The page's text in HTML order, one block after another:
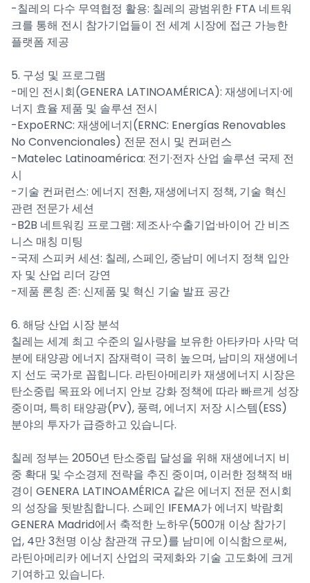
-칠레의 다수 무역협정 활용: 칠레의 광범위한 FTA 네트워
크를 통해 전시 참가기업들이 전 세계 시장에 접근 가능한
플랫폼 제공
5. 구성 및 프로그램
-메인 전시회(GENERA LATINOAMÉRICA): 재생에너지·에
너지 효율 제품 및 솔루션 전시
-ExpoERNC: 재생에너지(ERNC: Energías Renovables
No Convencionales) 전문 전시 및 컨퍼런스
-Matelec Latinoamérica: 전기·전자 산업 솔루션 국제 전
시
-기술 컨퍼런스: 에너지 전환, 재생에너지 정책, 기술 혁신
관련 전문가 세션
-B2B 네트워킹 프로그램: 제조사·수출기업·바이어 간 비즈
니스 매칭 미팅
-국제 스피커 세션: 칠레, 스페인, 중남미 에너지 정책 입안
자 및 산업 리더 강연
-제품 론칭 존: 신제품 및 혁신 기술 발표 공간
6. 해당 산업 시장 분석
칠레는 세계 최고 수준의 일사량을 보유한 아타카마 사막 덕
분에 태양광 에너지 잠재력이 극히 높으며, 남미의 재생에너
지 선도 국가로 꼽힙니다. 라틴아메리카 재생에너지 시장은
탄소중립 목표와 에너지 안보 강화 정책에 따라 빠르게 성장
중이며, 특히 태양광(PV), 풍력, 에너지 저장 시스템(ESS)
분야의 투자가 급증하고 있습니다.
칠레 정부는 2050년 탄소중립 달성을 위해 재생에너지 비
중 확대 및 수소경제 전략을 추진 중이며, 이러한 정책적 배
경이 GENERA LATINOAMÉRICA 같은 에너지 전문 전시회
의 성장을 뒷받침합니다. 스페인 IFEMA가 에너지 박람회
GENERA Madrid에서 축적한 노하우(500개 이상 참가기
업, 4만 3천명 이상 참관객 규모)를 남미에 이식함으로써,
라틴아메리카 에너지 산업의 국제화와 기술 고도화에 크게
기여하고 있습니다.